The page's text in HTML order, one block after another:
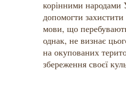
корінними народами
допомогти захистити
мови, що
однак, не визнає
на окупованих
збереження своєї